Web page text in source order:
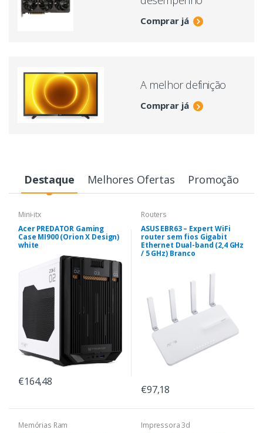
Comprar já
A melhor definição
Comprar já
Destaque Melhores Ofertas Promoção
Mini-itx
Acer PREDATOR Gaming
Case MI900 (Orion X Design)
white
€164,48
Routers
ASUS EBR63 – Expert WiFi
router sem fios Gigabit
Ethernet Dual-band (2,4 GHz
/ 5 GHz) Branco
€97,18
Memórias Ram
Impressora 3d